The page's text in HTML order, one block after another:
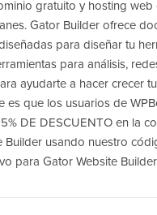
gratuito y hosting web
Gator Builder ofrece
para diseñar tu
para análisis,
ayudarte a hacer crecer
es que los usuarios de
DE DESCUENTO en la
Builder usando nuestro
para Gator Website